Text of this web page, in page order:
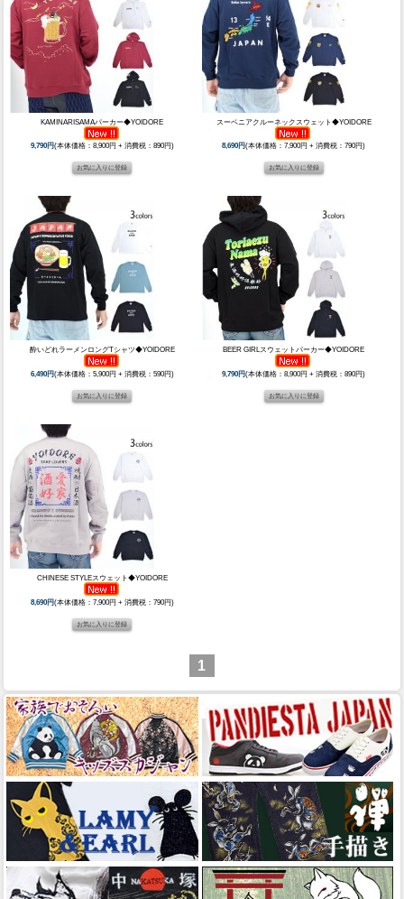
KAMINARISAMAパーカー◆YOIDORE
9,790円(本体価格：8,900円 + 消費税：890円)
スーベニアクルーネックスウェット◆YOIDORE
8,690円(本体価格：7,900円 + 消費税：790円)
酔いどれラーメンロングTシャツ◆YOIDORE
6,490円(本体価格：5,900円 + 消費税：590円)
BEER GIRLスウェットパーカー◆YOIDORE
9,790円(本体価格：8,900円 + 消費税：890円)
CHINESE STYLEスウェット◆YOIDORE
8,690円(本体価格：7,900円 + 消費税：790円)
1